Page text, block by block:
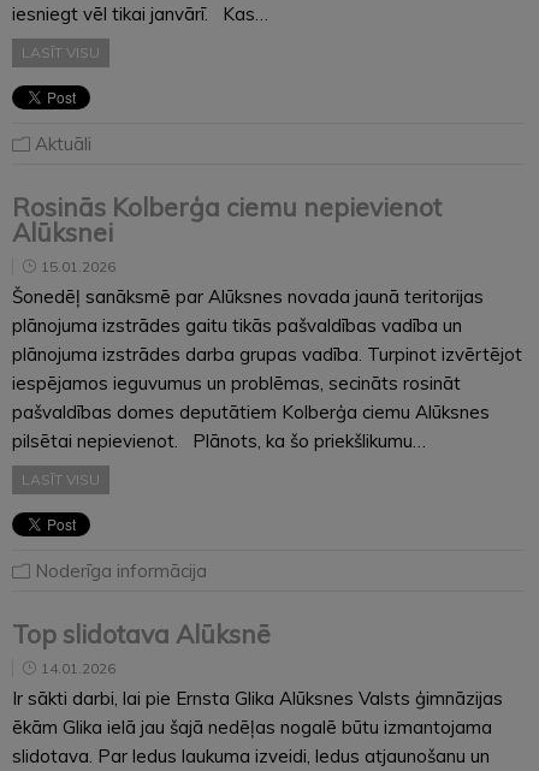
iesniegt vēl tikai janvārī. Kas…
LASĪT VISU
Aktuāli
Rosinās Kolberģa ciemu nepievienot
Alūksnei
15.01.2026
Šonedēļ sanāksmē par Alūksnes novada jaunā teritorijas
plānojuma izstrādes gaitu tikās pašvaldības vadība un
plānojuma izstrādes darba grupas vadība. Turpinot izvērtējot
iespējamos ieguvumus un problēmas, secināts rosināt
pašvaldības domes deputātiem Kolberģa ciemu Alūksnes
pilsētai nepievienot. Plānots, ka šo priekšlikumu…
LASĪT VISU
Noderīga informācija
Top slidotava Alūksnē
14.01.2026
Ir sākti darbi, lai pie Ernsta Glika Alūksnes Valsts ģimnāzijas
ēkām Glika ielā jau šajā nedēļas nogalē būtu izmantojama
slidotava. Par ledus laukuma izveidi, ledus atjaunošanu un